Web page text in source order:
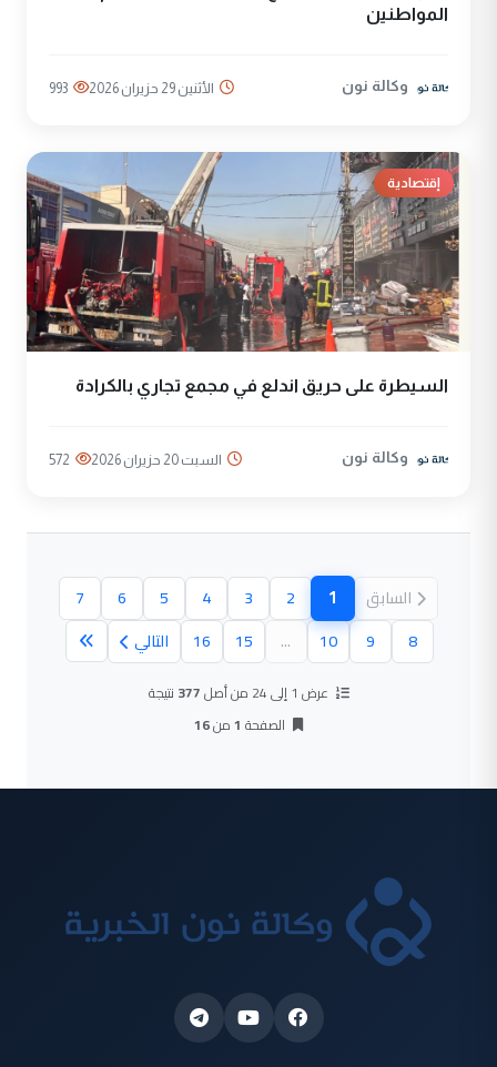
المواطنين
وكالة نون الأثنين 29 حزيران 2026 993
إقتصادية
السيطرة على حريق اندلع في مجمع تجاري بالكرادة
وكالة نون السبت 20 حزيران 2026 572
السابق 1
(الصفحة الحالية)
2
3
4
5
6
7
8
9
10
...
15
16 التالي
عرض 1 إلى 24 من أصل 377 نتيجة
الصفحة 1من16